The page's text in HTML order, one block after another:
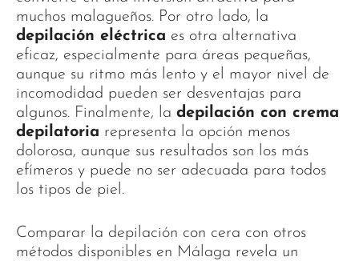
muchos malagueños. Por otro lado, la
depilación eléctrica es otra alternativa
eficaz, especialmente para áreas pequeñas,
aunque su ritmo más lento y el mayor nivel de
incomodidad pueden ser desventajas para
algunos. Finalmente, la depilación con crema
depilatoria representa la opción menos
dolorosa, aunque sus resultados son los más
efímeros y puede no ser adecuada para todos
los tipos de piel.
Comparar la depilación con cera con otros
métodos disponibles en Málaga revela un